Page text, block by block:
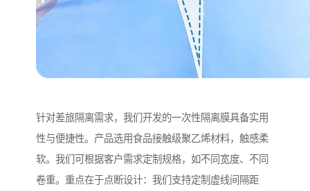
针对差旅隔离需求，我们开发的一次性隔离膜具备实用
性与便捷性。产品选用食品接触级聚乙烯材料，触感柔
软。我们可根据客户需求定制规格，如不同宽度、不同
卷重。重点在于点断设计：我们支持定制虚线间隔距